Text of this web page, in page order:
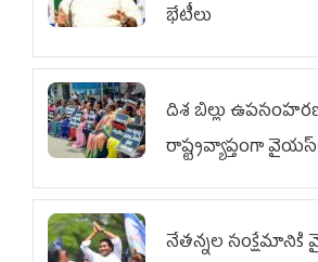
భేటీలు
దిశ బిల్లు
రాష్ట్రవ్యాప్తంగా
విభాగం ఆందోళనలు
నేతన్నల